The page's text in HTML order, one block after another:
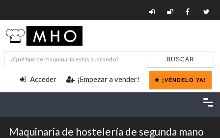
BUSCAR
Acceder ¡Empezar a vender! ¡VÉNDELO YA!
Maquinaria de hostelería de segunda mano